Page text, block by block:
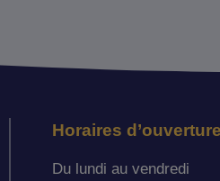
Horaires
Du lundi au vendredi